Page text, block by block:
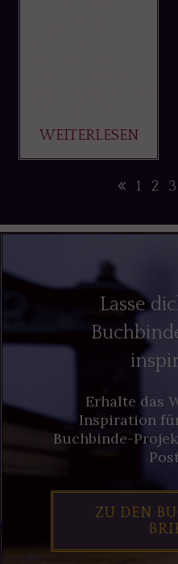
WEITERLESEN
1 2 3
Lasse
Erhalte das
Inspiration
Buchbinde-
ZU DEN